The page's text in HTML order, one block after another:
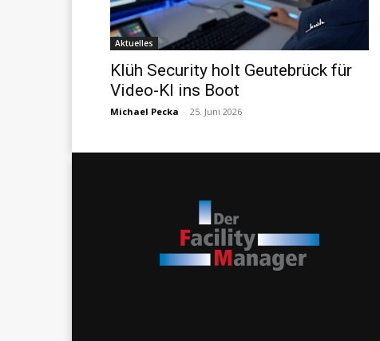
Aktuelles
Klüh Security holt Geutebrück für
Video-KI ins Boot
Michael Pecka - 25. Juni 2026